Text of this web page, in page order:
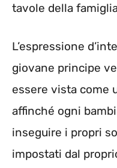
tavole della
L’espressione
giovane principe
essere vista come
affinché ogni
inseguire i propri
impostati dal